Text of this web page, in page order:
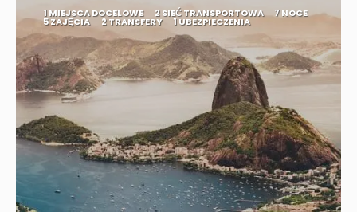
1 MIEJSCA DOCELOWE 2 SIEĆ TRANSPORTOWA 7 NOCE
5 ZAJĘCIA 2 TRANSFERY 1 UBEZPIECZENIA